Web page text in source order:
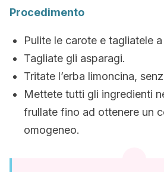
Procedimento
Pulite le carote e tagliatele
Tagliate gli asparagi.
Tritate l’erba limoncina,
Mettete tutti gli ingredienti
frullate fino ad ottenere un
omogeneo.